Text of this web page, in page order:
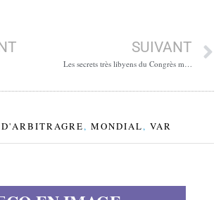
SUIVANT
Les secrets très libyens du Congrès mondial amazigh
, MONDIAL, VAR